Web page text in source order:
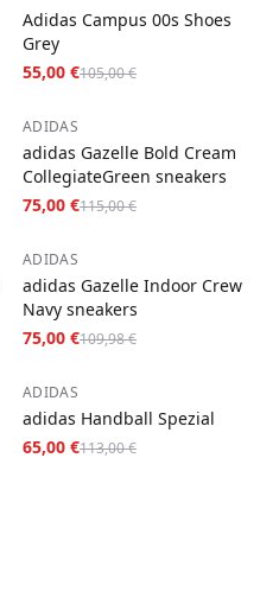
Adidas Campus 00s Shoes
Grey
55,00 €105,00 €
−35%
ADIDAS
adidas Gazelle Bold Cream
CollegiateGreen sneakers
75,00 €115,00 €
−32%
ADIDAS
adidas Gazelle Indoor Crew
Navy sneakers
75,00 €109,98 €
−42%
ADIDAS
adidas Handball Spezial
65,00 €113,00 €